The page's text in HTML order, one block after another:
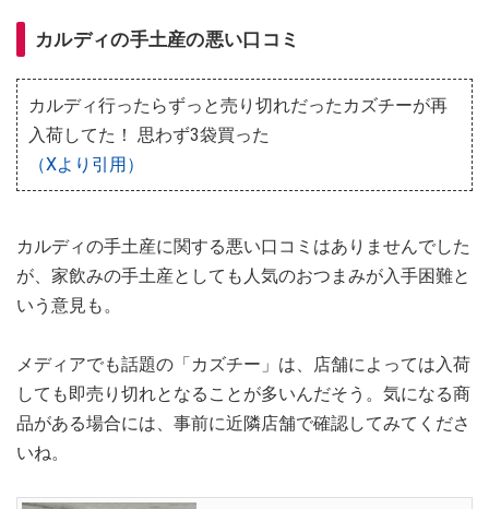
カルディの手土産の悪い口コミ
カルディ行ったらずっと売り切れだったカズチーが再
入荷してた！ 思わず3袋買った
（Xより引用）
カルディの手土産に関する悪い口コミはありませんでした
が、家飲みの手土産としても人気のおつまみが入手困難と
いう意見も。
メディアでも話題の「カズチー」は、店舗によっては入荷
しても即売り切れとなることが多いんだそう。気になる商
品がある場合には、事前に近隣店舗で確認してみてくださ
いね。